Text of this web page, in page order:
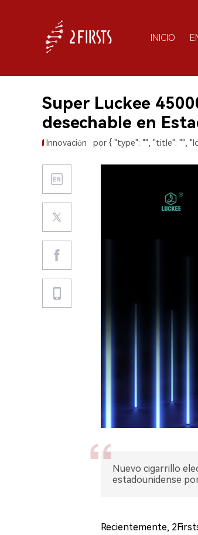
INICIO
Super Luckee
desechable en
Innovación por { "type": "", "title": "",
Nuevo cigarrillo
estadounidense
Recientemente,